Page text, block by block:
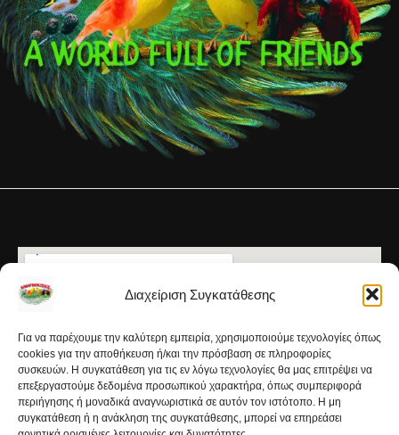
Διαχείριση Συγκατάθεσης
Για να παρέχουμε την καλύτερη εμπειρία, χρησιμοποιούμε τεχνολογίες όπως
cookies για την αποθήκευση ή/και την πρόσβαση σε πληροφορίες
συσκευών. Η συγκατάθεση για τις εν λόγω τεχνολογίες θα μας επιτρέψει να
επεξεργαστούμε δεδομένα προσωπικού χαρακτήρα, όπως συμπεριφορά
περιήγησης ή μοναδικά αναγνωριστικά σε αυτόν τον ιστότοπο. Η μη
συγκατάθεση ή η ανάκληση της συγκατάθεσης, μπορεί να επηρεάσει